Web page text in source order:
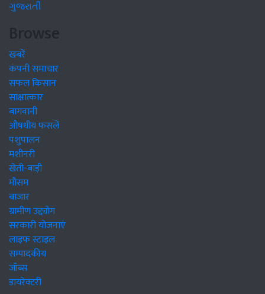
ગુજરાતી
Browse
खबरें
कंपनी समाचार
सफल किसान
साक्षात्कार
बागवानी
औषधीय फसलें
पशुपालन
मशीनरी
खेती-बाड़ी
मौसम
बाजार
ग्रामीण उद्द्योग
सरकारी योजनाएं
लाइफ स्टाइल
सम्पादकीय
जॉब्स
डायरेक्टरी